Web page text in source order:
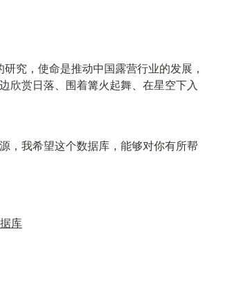
研究，使命是推动中国露营行业的发展，
欣赏日落、围着篝火起舞、在星空下入
，我希望这个数据库，能够对你有所帮
库